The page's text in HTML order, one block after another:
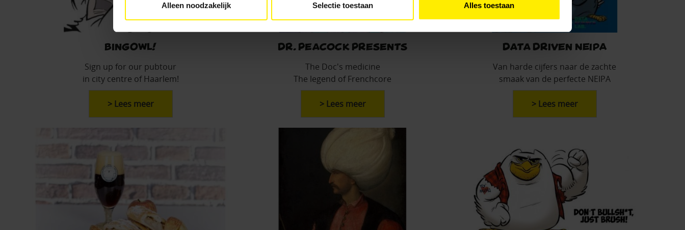
Alleen noodzakelijk Selectie toestaan Alles toestaan
BingOwl!
Sign up for our pubtour
in city centre of Haarlem!
> Lees meer
Dr. peacock presents
The Doc's medicine
The legend of Frenchcore
> Lees meer
Data Driven NEIPA
Van harde cijfers naar de zachte
smaak van de perfecte NEIPA
> Lees meer